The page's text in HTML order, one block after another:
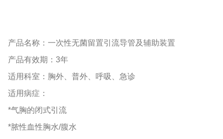
产品名称：一次性无菌留置引流导管及辅助装置
产品有效期： 3年
适用科室：胸外、普外、呼吸、急诊
适用病症：
*气胸的闭式引流
*脓性血性胸水/腹水